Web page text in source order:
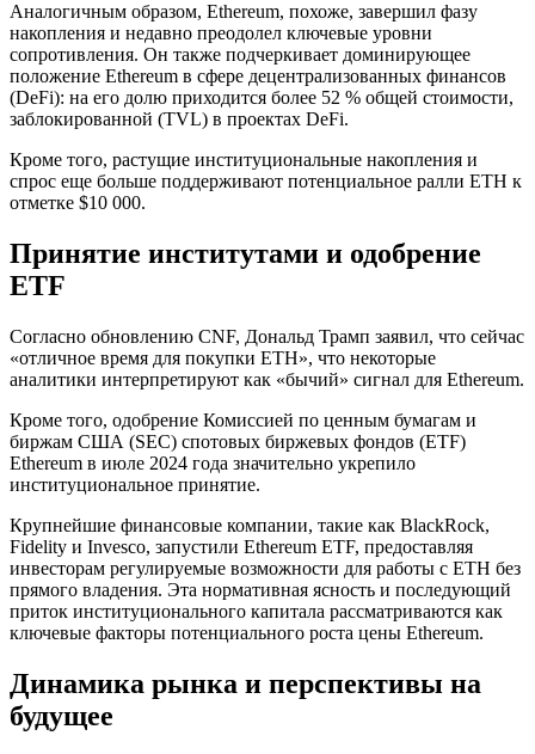
Аналогичным образом, Ethereum, похоже, завершил фазу
накопления и недавно преодолел ключевые уровни
сопротивления. Он также подчеркивает доминирующее
положение Ethereum в сфере децентрализованных финансов
(DeFi): на его долю приходится более 52 % общей стоимости,
заблокированной (TVL) в проектах DeFi.
Кроме того, растущие институциональные накопления и
спрос еще больше поддерживают потенциальное ралли ETH к
отметке $10 000.
Принятие институтами и одобрение
ETF
Согласно обновлению CNF, Дональд Трамп заявил, что сейчас
«отличное время для покупки ETH», что некоторые
аналитики интерпретируют как «бычий» сигнал для Ethereum.
Кроме того, одобрение Комиссией по ценным бумагам и
биржам США (SEC) спотовых биржевых фондов (ETF)
Ethereum в июле 2024 года значительно укрепило
институциональное принятие.
Крупнейшие финансовые компании, такие как BlackRock,
Fidelity и Invesco, запустили Ethereum ETF, предоставляя
инвесторам регулируемые возможности для работы с ETH без
прямого владения. Эта нормативная ясность и последующий
приток институционального капитала рассматриваются как
ключевые факторы потенциального роста цены Ethereum.
Динамика рынка и перспективы на
будущее